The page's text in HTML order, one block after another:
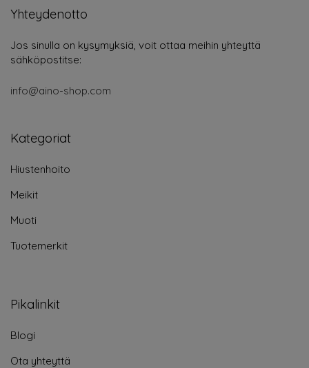
Yhteydenotto
Jos sinulla on kysymyksiä, voit ottaa meihin yhteyttä
sähköpostitse:
info@aino-shop.com
Kategoriat
Hiustenhoito
Meikit
Muoti
Tuotemerkit
Pikalinkit
Blogi
Ota yhteyttä